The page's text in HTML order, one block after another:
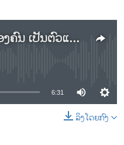
ນັກກິລາລາວ-ອາເມຣິກັນສອງຄົນ ເປັນຕົວແທນປະເທດ ລາວ ເຂົ້າແຂ່ງຂັນໃນກິລາໂອລິມປິກ ປາຣີ 2024
available
6:31
ລິງໂດຍກົງ